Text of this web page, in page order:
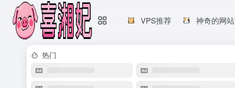
VPS推荐 神奇的网站
热门